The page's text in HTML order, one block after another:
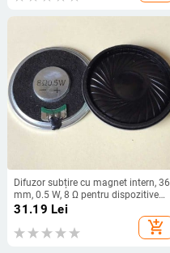
Difuzor subțire cu magnet intern, 36
mm, 0.5 W, 8 Ω pentru dispozitive
smart home
31.19 Lei
add_shopping_cart